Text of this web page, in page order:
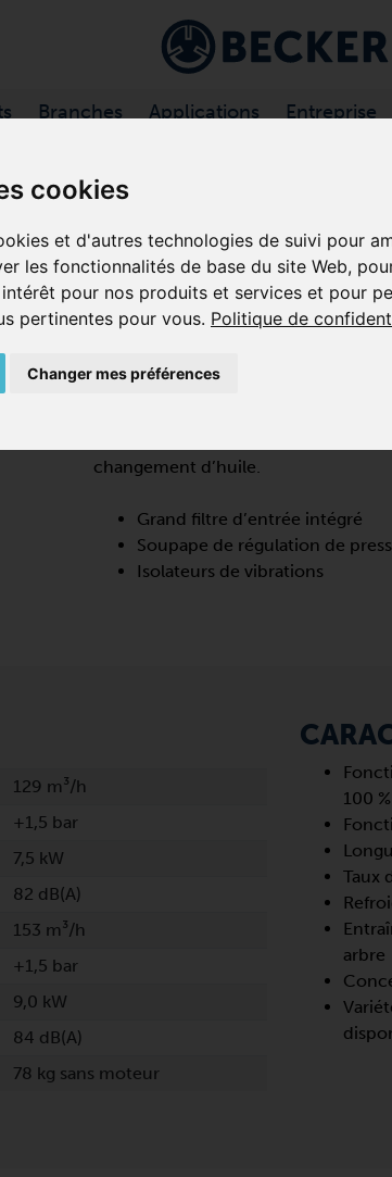
cookies
et d'autres technologies de suivi pour
les fonctionnalités de base du site Web,
pour nos produits et services et pour
pertinentes pour vous. Politique de
Changer mes préférences
Branches Applications Entreprise
KDT 3.140
COMPRESSEURS À
La KDT 3.140 est un compresseur
composites/graphite
changement d’huile.
Grand filtre d’entrée intégré
Soupape de régulation de
Isolateurs de vibrations
129 m³/h
+1,5 bar
7,5 kW
82 dB(A)
153 m³/h
+1,5 bar
9,0 kW
84 dB(A)
78 kg sans moteur
100
Taux
arbre